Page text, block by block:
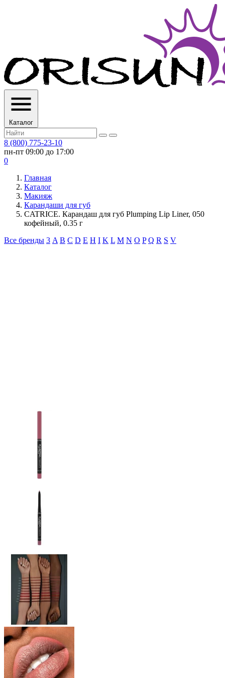
Каталог
8 (800) 775-23-10
пн-пт 09:00 до 17:00
0
Главная
Каталог
Макияж
Карандаши для губ
CATRICE. Карандаш для губ Plumping Lip Liner, 050
кофейный, 0.35 г
Все бренды 3 A B C D E H I K L M N O P Q R S V